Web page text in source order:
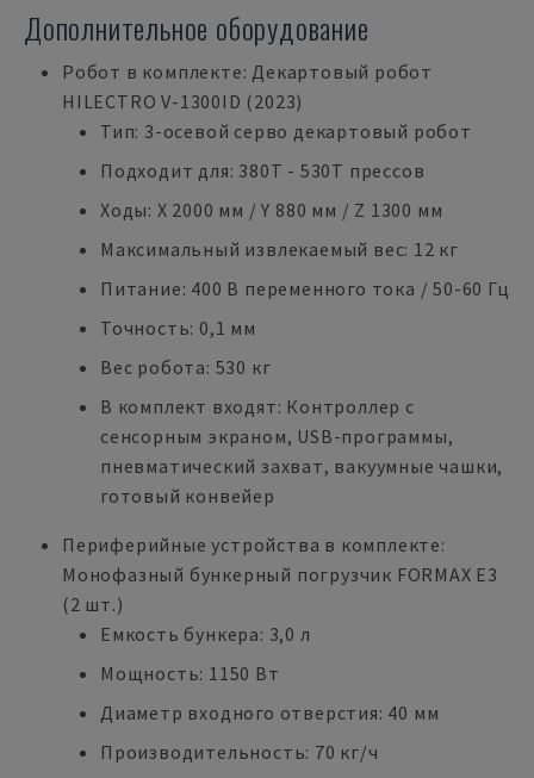
Дополнительное оборудование
Робот в комплекте: Декартовый робот
HILECTRO V-1300ID (2023)
Тип: 3-осевой серво декартовый робот
Подходит для: 380T - 530T прессов
Ходы: X 2000 мм / Y 880 мм / Z 1300 мм
Максимальный извлекаемый вес: 12 кг
Питание: 400 В переменного тока / 50-60 Гц
Точность: 0,1 мм
Вес робота: 530 кг
В комплект входят: Контроллер с
сенсорным экраном, USB-программы,
пневматический захват, вакуумные чашки,
готовый конвейер
Периферийные устройства в комплекте:
Монофазный бункерный погрузчик FORMAX E3
(2 шт.)
Емкость бункера: 3,0 л
Мощность: 1150 Вт
Диаметр входного отверстия: 40 мм
Производительность: 70 кг/ч